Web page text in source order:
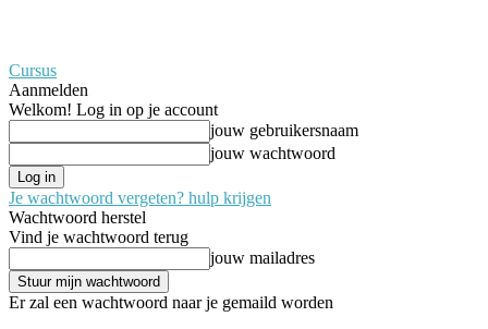
Cursus
Aanmelden
Welkom! Log in op je account
jouw gebruikersnaam
jouw wachtwoord
Je wachtwoord vergeten? hulp krijgen
Wachtwoord herstel
Vind je wachtwoord terug
jouw mailadres
Er zal een wachtwoord naar je gemaild worden